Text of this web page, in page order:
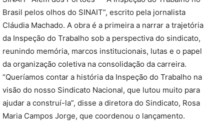
Brasil pelos olhos do SINAIT”, escrito pela jornalista
Cláudia Machado. A obra é a primeira a narrar a trajetória
da Inspeção do Trabalho sob a perspectiva do sindicato,
reunindo memória, marcos institucionais, lutas e o papel
da organização coletiva na consolidação da carreira.
“Queríamos contar a história da Inspeção do Trabalho na
visão do nosso Sindicato Nacional, que lutou muito para
ajudar a construí-la”, disse a diretora do Sindicato, Rosa
Maria Campos Jorge, que coordenou o lançamento.